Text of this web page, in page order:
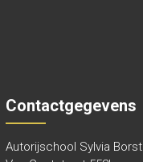
Contactgegevens
Autorijschool Sylvia Borst